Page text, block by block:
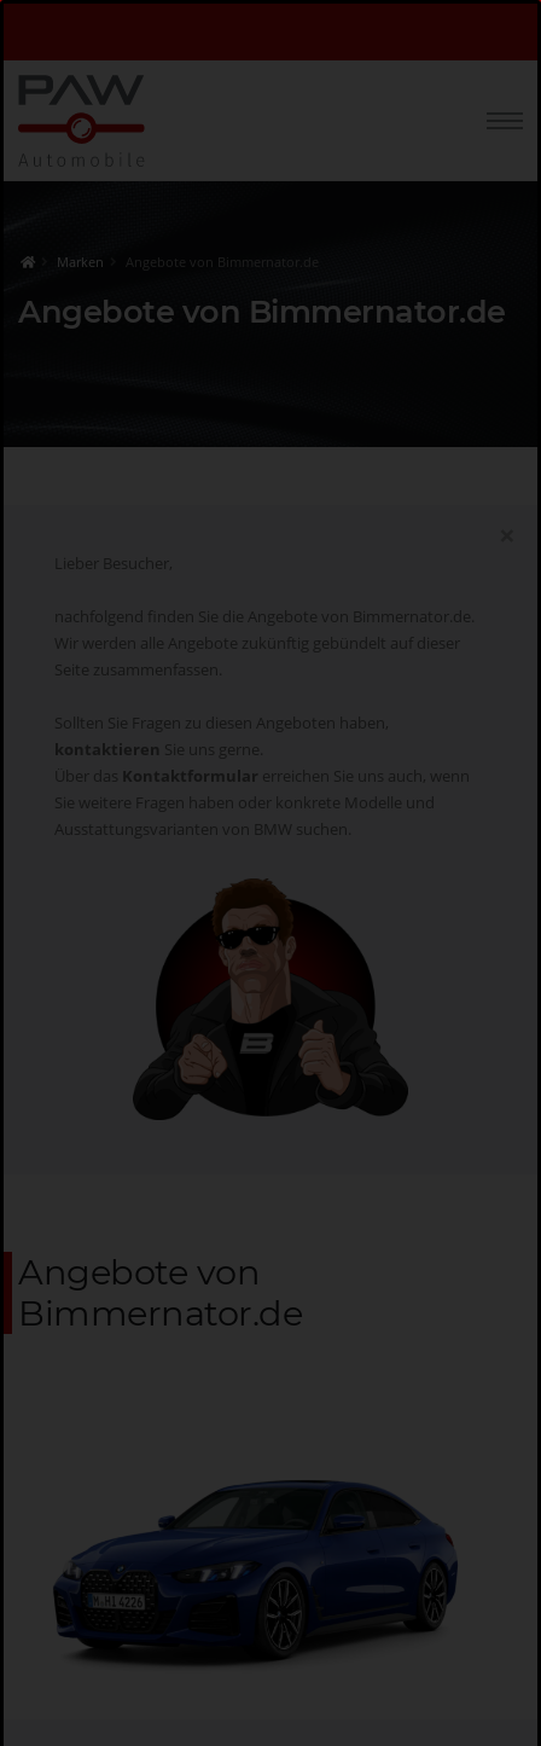
Marken Angebote von Bimmernator.de
Angebote von Bimmernator.de
Lieber Besucher,
nachfolgend finden Sie die Angebote von Bimmernator.de.
Wir werden alle Angebote zukünftig gebündelt auf dieser
Seite zusammenfassen.
Sollten Sie Fragen zu diesen Angeboten haben,
kontaktieren Sie uns gerne.
Über das
Kontaktformular erreichen Sie uns auch, wenn
Sie weitere Fragen haben oder konkrete Modelle und
Ausstattungsvarianten von BMW suchen.
Angebote von
Bimmernator.de